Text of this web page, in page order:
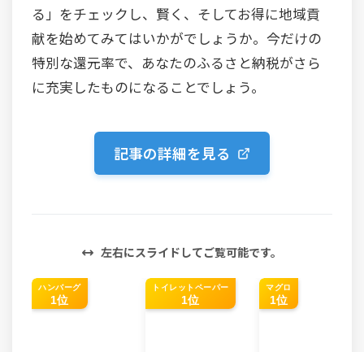
る」をチェックし、賢く、そしてお得に地域貢
献を始めてみてはいかがでしょうか。今だけの
特別な還元率で、あなたのふるさと納税がさら
に充実したものになることでしょう。
記事の詳細を見る
左右にスライドしてご覧可能です。
ハンバーグ
1位
トイレットペーパー
1位
マグロ
1位